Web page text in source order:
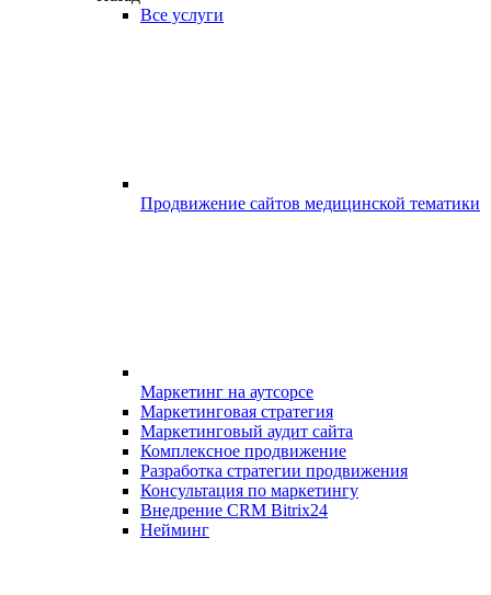
Все услуги
Продвижение сайтов медицинской тематики
Маркетинг на аутсорсе
Маркетинговая стратегия
Маркетинговый аудит сайта
Комплексное продвижение
Разработка стратегии продвижения
Консультация по маркетингу
Внедрение CRM Bitrix24
Нейминг